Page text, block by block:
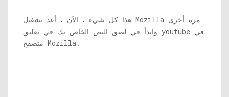
هذا كل شيء ، الآن ، أعد تشغيل Mozilla مرة أخرى
وابدأ في لصق النص الخاص بك في تعليق youtube في
متصفح Mozilla.